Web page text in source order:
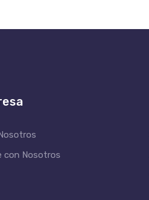
con Nosotros